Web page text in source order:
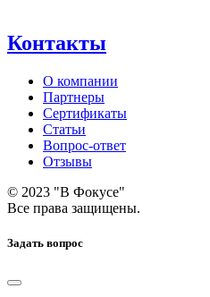
Контакты
О компании
Партнеры
Сертификаты
Статьи
Вопрос-ответ
Отзывы
© 2023 "В Фокусе"
Все права защищены.
Задать вопрос